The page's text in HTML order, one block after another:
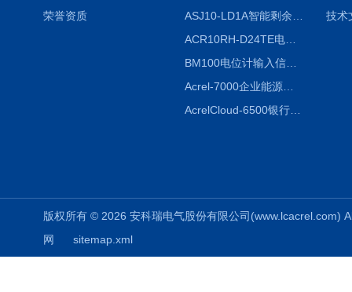
荣誉资质
ACR10RH-D24TE电力仪表外置开口式互感器
BM100电位计输入信号隔离器
Acrel-7000企业能源管控平台
AcrelCloud-6500银行业安全用电能耗云平台
技术
版权所有 © 2026 安科瑞电气股份有限公司
网
sitemap.xml